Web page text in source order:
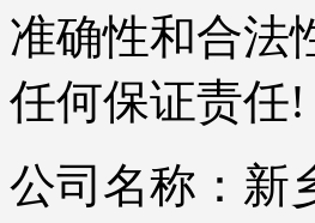
准确性和合法
任何保证责任!
公司名称：新